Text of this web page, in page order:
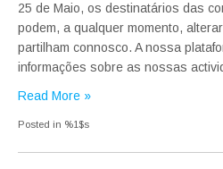
25 de Maio, os destinatários das
podem, a qualquer momento,
partilham connosco. A nossa
informações sobre as nossas
Read More »
Posted in %1$s